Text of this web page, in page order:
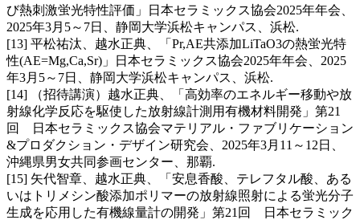
び熱刺激蛍光特性評価」日本セラミックス協会2025年年会、
2025年3月5～7日、静岡大学浜松キャンパス、浜松.
[13] 平松祐汰、越水正典、「Pr,AE共添加LiTaO3の熱蛍光特
性(AE=Mg,Ca,Sr)」日本セラミックス協会2025年年会、2025
年3月5～7日、静岡大学浜松キャンパス、浜松.
[14] （招待講演）越水正典、「高効率のエネルギー移動や放
射線化学反応を駆使した放射線計測用有機材料開発」第21
回 日本セラミックス協会マテリアル・ファブリケーション
&プロダクション・デザイン研究会、2025年3月11～12日、
沖縄県男女共同参画センター、那覇.
[15] 矢代智章、越水正典、「安息香酸、テレフタル酸、ある
いはトリメシン酸添加ポリマーの放射線照射による蛍光分子
生成を応用した有機線量計の開発」第21回 日本セラミック